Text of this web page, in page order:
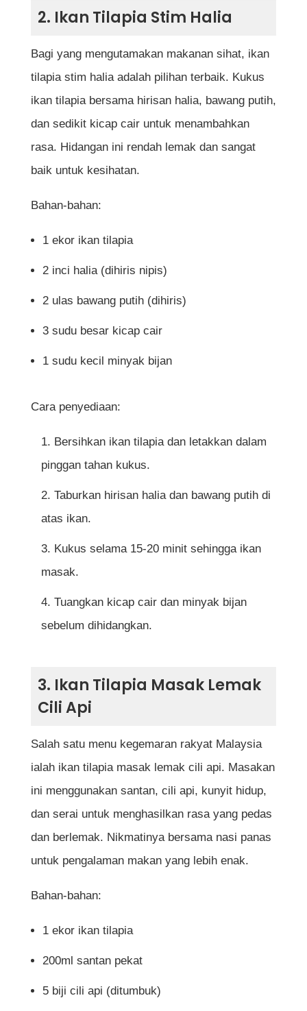
2. Ikan Tilapia Stim Halia
Bagi yang mengutamakan makanan sihat, ikan
tilapia stim halia adalah pilihan terbaik. Kukus
ikan tilapia bersama hirisan halia, bawang putih,
dan sedikit kicap cair untuk menambahkan
rasa. Hidangan ini rendah lemak dan sangat
baik untuk kesihatan.
Bahan-bahan:
1 ekor ikan tilapia
2 inci halia (dihiris nipis)
2 ulas bawang putih (dihiris)
3 sudu besar kicap cair
1 sudu kecil minyak bijan
Cara penyediaan:
Bersihkan ikan tilapia dan letakkan dalam
pinggan tahan kukus.
Taburkan hirisan halia dan bawang putih di
atas ikan.
Kukus selama 15-20 minit sehingga ikan
masak.
Tuangkan kicap cair dan minyak bijan
sebelum dihidangkan.
3. Ikan Tilapia Masak Lemak
Cili Api
Salah satu menu kegemaran rakyat Malaysia
ialah ikan tilapia masak lemak cili api. Masakan
ini menggunakan santan, cili api, kunyit hidup,
dan serai untuk menghasilkan rasa yang pedas
dan berlemak. Nikmatinya bersama nasi panas
untuk pengalaman makan yang lebih enak.
Bahan-bahan:
1 ekor ikan tilapia
200ml santan pekat
5 biji cili api (ditumbuk)